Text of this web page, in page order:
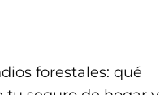
forestales: qué